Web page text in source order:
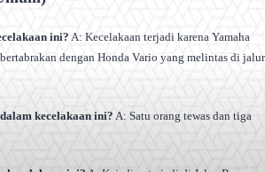
ini? A: Kecelakaan terjadi karena Yamaha
dengan Honda Vario yang melintas di jalur
kecelakaan ini? A: Satu orang tewas dan tiga